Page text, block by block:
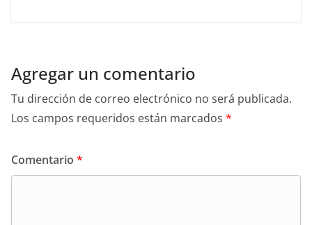
Agregar un comentario
Tu dirección de correo electrónico no será publicada.
Los campos requeridos están marcados *
Comentario *